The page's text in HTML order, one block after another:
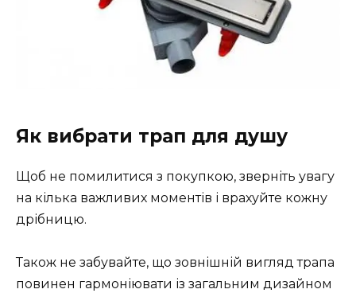
Як вибрати трап для душу
Щоб не помилитися з покупкою, зверніть увагу
на кілька важливих моментів і врахуйте кожну
дрібницю.
Також не забувайте, що зовнішній вигляд трапа
повинен гармоніювати із загальним дизайном